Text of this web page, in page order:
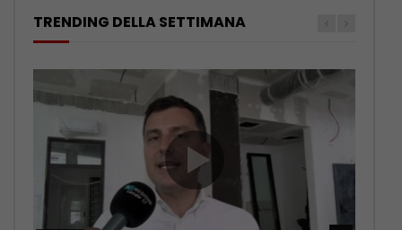
TRENDING DELLA SETTIMANA